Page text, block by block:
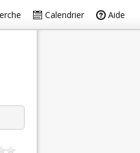
Calendrier Aide